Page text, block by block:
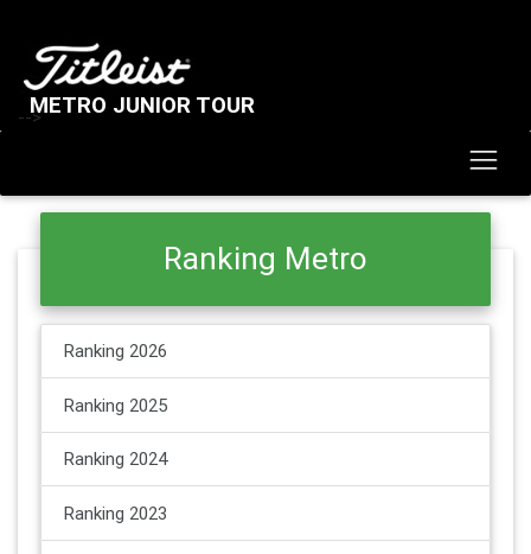
METRO JUNIOR TOUR
-->
Ranking Metro
Ranking 2026
Ranking 2025
Ranking 2024
Ranking 2023